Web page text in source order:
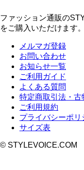
ファッション通販の
をご購入いただけます。
メルマガ登録
お問い合わせ
お知らせ一覧
ご利用ガイド
よくある質問
特定商取引法・古
ご利用規約
プライバシーポリ
サイズ表
© STYLEVOICE.COM